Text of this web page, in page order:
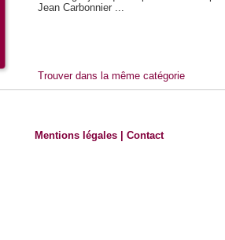
Jean Carbonnier ...
Trouver dans la même catégorie
Mentions légales |Contact